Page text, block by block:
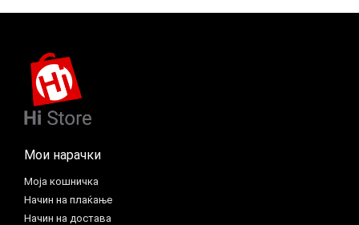
Мои нарачки
Моја кошничка
Начин на плаќање
Начин на достава